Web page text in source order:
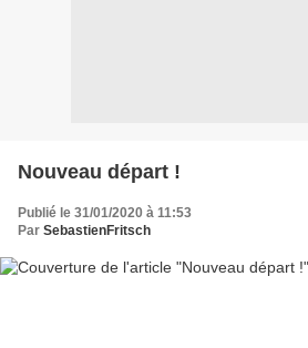
Nouveau départ !
Publié le 31/01/2020 à 11:53
Par SebastienFritsch